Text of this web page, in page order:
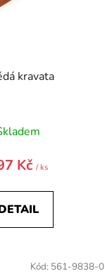
kravata
Kč/ ks
Kód: 561-9838-0